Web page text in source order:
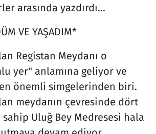
arasında yazdırdı…
VE YAŞADIM*
Registan Meydanı o
yer" anlamına geliyor ve
önemli simgelerinden biri.
meydanın çevresinde dört
sahip Uluğ Bey Medresesi hala